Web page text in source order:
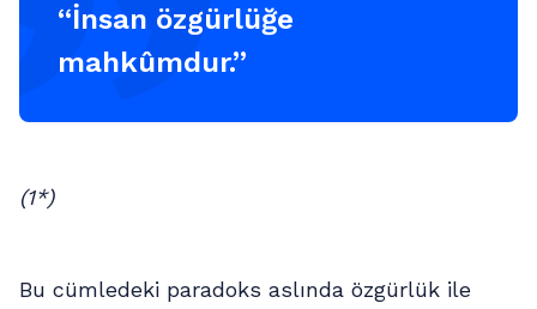
“İnsan özgürlüğe
mahkûmdur.”
(1*)
Bu cümledeki paradoks aslında özgürlük ile